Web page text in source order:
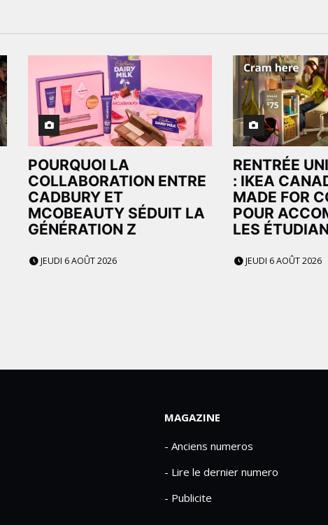
POURQUOI LA
COLLABORATION ENTRE
CADBURY ET
MCOBEAUTY SÉDUIT LA
GÉNÉRATION Z
JEUDI 6 AOÛT 2026
RENTRÉE
: IKEA
MADE FOR
POUR
LES
JEUDI 6 AOÛT 2026
MAGAZINE
- Anciens numeros
- Lire le dernier numero
- Publicite